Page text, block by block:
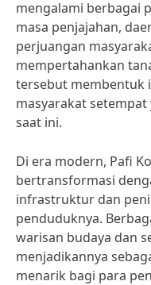
mengalami berbagai
masa penjajahan,
perjuangan
mempertahankan
tersebut membentuk
masyarakat
saat ini.
Di era modern, Pafi
bertransformasi
infrastruktur dan
penduduknya.
warisan budaya dan
menjadikannya
menarik bagi para